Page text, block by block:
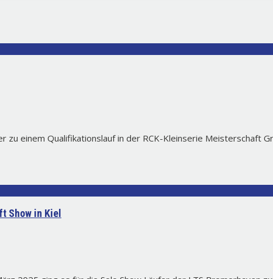
einem Qualifikationslauf in der RCK-Kleinserie Meisterschaft
Show in Kiel